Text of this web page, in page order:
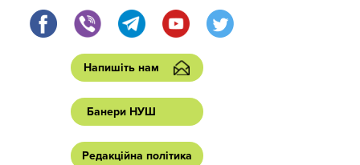
Напишіть нам
Банери НУШ
Редакційна політика